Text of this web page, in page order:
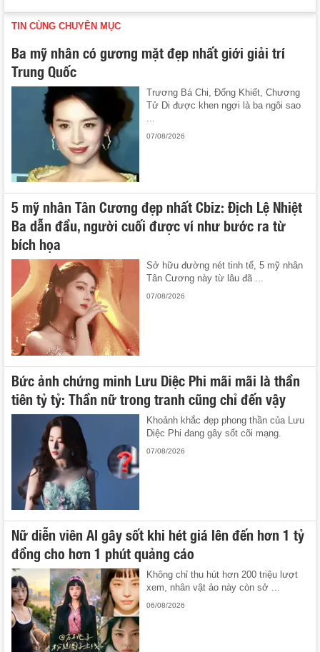
TIN CÙNG CHUYÊN MỤC
Ba mỹ nhân có gương mặt đẹp nhất giới giải trí
Trung Quốc
Trương Bá Chi, Đổng Khiết, Chương
Tử Di được khen ngợi là ba ngôi sao
07/08/2026
5 mỹ nhân Tân Cương đẹp nhất Cbiz: Địch Lệ Nhiệt
Ba dẫn đầu, người cuối được ví như bước ra từ
bích họa
Sở hữu đường nét tinh tế, 5 mỹ nhân
Tân Cương này từ lâu đã ...
07/08/2026
Bức ảnh chứng minh Lưu Diệc Phi mãi mãi là thần
tiên tỷ tỷ: Thần nữ trong tranh cũng chỉ đến vậy
Khoảnh khắc đẹp phong thần của Lưu
Diệc Phi đang gây sốt cõi mạng.
07/08/2026
Nữ diễn viên AI gây sốt khi hét giá lên đến hơn 1 tỷ
đồng cho hơn 1 phút quảng cáo
Không chỉ thu hút hơn 200 triệu lượt
xem, nhân vật ảo này còn sở ...
06/08/2026